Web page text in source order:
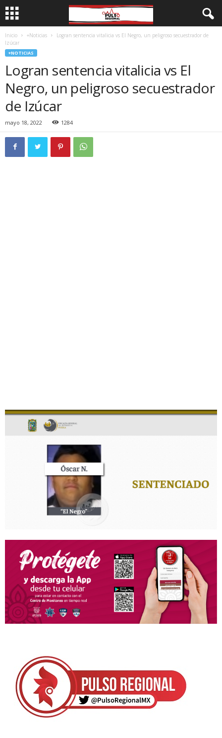
Inicio +Noticias
Logran sentencia vitalicia vs El Negro, un peligroso secuestrador de
Izúcar
+NOTICIAS
Logran sentencia vitalicia vs El
Negro, un peligroso secuestrador
de Izúcar
mayo 18, 2022 1284